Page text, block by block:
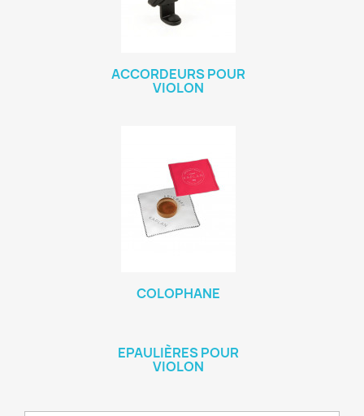
ACCORDEURS POUR
VIOLON
COLOPHANE
EPAULIÈRES POUR
VIOLON